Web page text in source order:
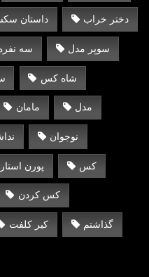
داستان دختر خراب
سه سوپر مدل
شاه کس
مامان مدل
نوجوان
پورن استار کس
کس کردن
کیر کلفت گذاشتم